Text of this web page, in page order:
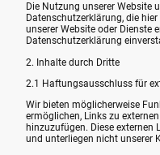
Die Nutzung unserer Website
Datenschutzerklärung, die
unserer Website oder Dienste
Datenschutzerklärung
2. Inhalte durch Dritte
2.1 Haftungsausschluss für
Wir bieten möglicherweise
ermöglichen, Links zu
hinzuzufügen. Diese externen
und unterliegen nicht unserer